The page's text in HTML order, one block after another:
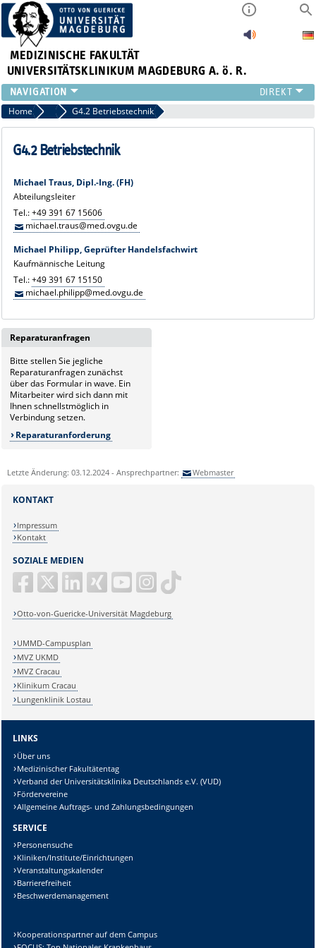
MEDIZINISCHE FAKULTÄT
UNIVERSITÄTSKLINIKUM MAGDEBURG A. ö. R.
INSTITUTE
KLINIKEN
ZENTRALE EINRICHTUNGEN
PRESSE
ÜBER UNS
INTERNATIONAL
INTRANET
Home Team G4.2 Betriebstechnik
G4.2 Betriebstechnik
Michael Traus, Dipl.-Ing. (FH)
Abteilungsleiter
Tel.:+49 391 67 15606
michael.traus@med.ovgu.de
Michael Philipp, Geprüfter Handelsfachwirt
Kaufmännische Leitung
Tel.:+49 391 67 15150
michael.philipp@med.ovgu.de
Reparaturanfragen
Bitte stellen Sie jegliche
Reparaturanfragen zunächst
über das Formular in wave. Ein
Mitarbeiter wird sich dann mit
Ihnen schnellstmöglich in
Verbindung setzen.
Reparaturanforderung
Letzte Änderung: 03.12.2024 - Ansprechpartner: Webmaster
SOZIALE MEDIEN
Otto-von-Guericke-Universität Magdeburg
KONTAKT
Impressum
Kontakt
UMMD-Campusplan
MVZ UKMD
MVZ Cracau
Klinikum Cracau
Lungenklinik Lostau
LINKS
Über uns
Medizinischer Fakultätentag
Verband der Universitätsklinika Deutschlands e.V. (VUD)
Fördervereine
Allgemeine Auftrags- und Zahlungsbedingungen
SERVICE
Personensuche
Kliniken/Institute/Einrichtungen
Veranstaltungskalender
Barrierefreiheit
Beschwerdemanagement
Kooperationspartner auf dem Campus